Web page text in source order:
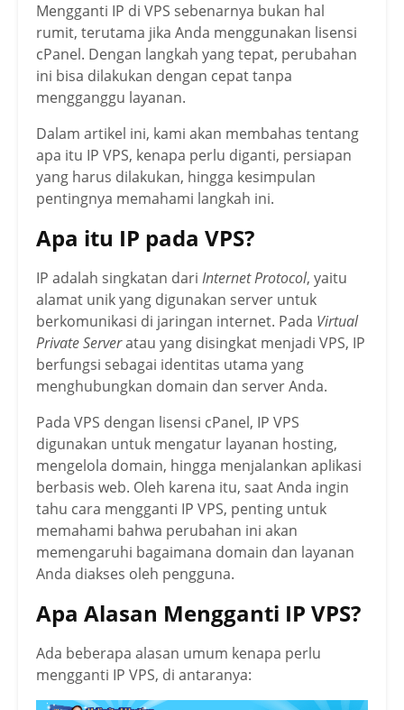
Mengganti IP di VPS sebenarnya bukan hal
rumit, terutama jika Anda menggunakan lisensi
cPanel. Dengan langkah yang tepat, perubahan
ini bisa dilakukan dengan cepat tanpa
mengganggu layanan.
Dalam artikel ini, kami akan membahas tentang
apa itu IP VPS, kenapa perlu diganti, persiapan
yang harus dilakukan, hingga kesimpulan
pentingnya memahami langkah ini.
Apa itu IP pada VPS?
IP adalah singkatan dari Internet Protocol, yaitu
alamat unik yang digunakan server untuk
berkomunikasi di jaringan internet. Pada Virtual
Private Serveratau yang disingkat menjadi VPS, IP
berfungsi sebagai identitas utama yang
menghubungkan domain dan server Anda.
Pada VPS dengan lisensi cPanel, IP VPS
digunakan untuk mengatur layanan hosting,
mengelola domain, hingga menjalankan aplikasi
berbasis web. Oleh karena itu, saat Anda ingin
tahu cara mengganti IP VPS, penting untuk
memahami bahwa perubahan ini akan
memengaruhi bagaimana domain dan layanan
Anda diakses oleh pengguna.
Apa Alasan Mengganti IP VPS?
Ada beberapa alasan umum kenapa perlu
mengganti IP VPS, di antaranya: